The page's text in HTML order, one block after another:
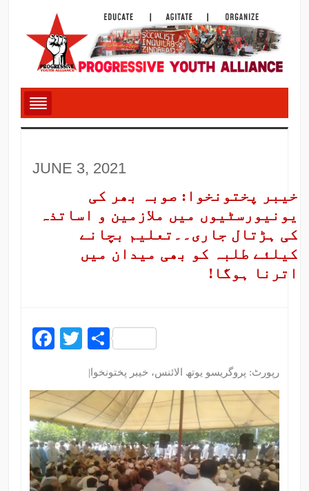
JUNE 3, 2021
خیبر پختونخوا: صوبہ بھر کی
یونیورسٹیوں میں ملازمین و اساتذہ
کی ہڑتال جاری۔۔تعلیم بچانے
کیلئے طلبہ کو بھی میدان میں
اترنا ہوگا!
Facebook
Twitter
Share
رپورٹ: پروگریسو یوتھ الائنس، خیبر پختونخوا|